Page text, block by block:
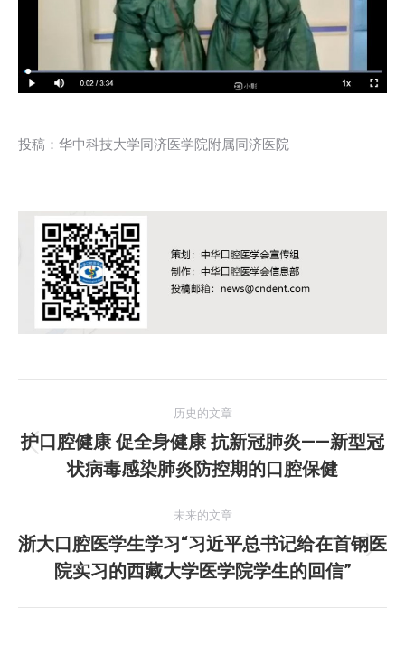
投稿：华中科技大学同济医学院附属同济医院
章
历史的文章
历
史
文
章：
护口腔健康 促全身健康 抗新冠肺炎——新型冠
状病毒感染肺炎防控期的口腔保健
未来的文章
未
来
的
浙大口腔医学生学习“习近平总书记给在首钢医
院实习的西藏大学医学院学生的回信”